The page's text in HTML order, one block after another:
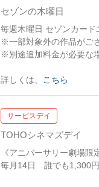
セゾンの木曜日
毎週木曜日 セゾンカー
※一部対象外の作品がご
※別途追加料金が必要な
詳しくは、 こちら
サービスデイ
TOHOシネマズデイ
《アニバーサリー劇場限
毎月14日 誰でも1,300円